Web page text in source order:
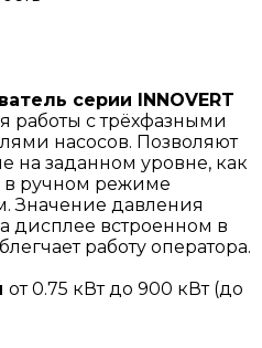
серии INNOVERT
работы с трёхфазными
насосов. Позволяют
на заданном уровне, как
в ручном режиме
Значение давления
дисплее встроенном в
работу оператора.
от 0.75 кВт до 900 кВт (до